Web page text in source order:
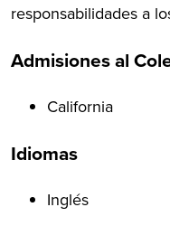
responsabilidades a
Admisiones al
California
Idiomas
Inglés